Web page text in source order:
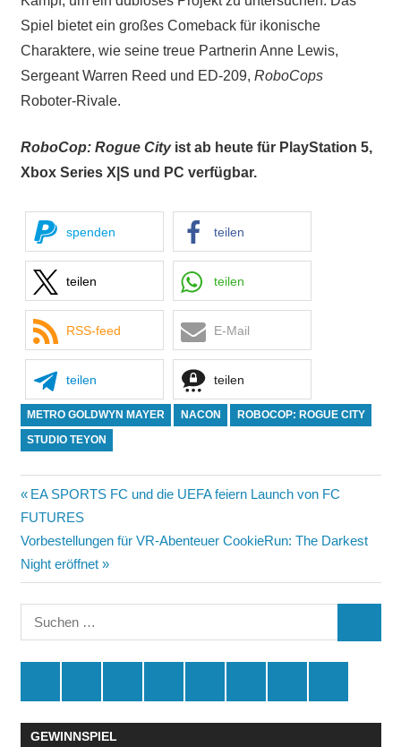
Spiel bietet ein großes Comeback für ikonische
Charaktere, wie seine treue Partnerin Anne Lewis,
Sergeant Warren Reed und ED-209, RoboCops
Roboter-Rivale.
RoboCop: Rogue Cityist ab heute für PlayStation 5,
Xbox Series X|S und PC verfügbar.
spenden teilen
teilen teilen
RSS-feed E-Mail
teilen teilen
METRO GOLDWYN MAYER NACON ROBOCOP: ROGUE CITY
STUDIO TEYON
Beitragsnavigation
Vorheriger
Beitrag:
EA SPORTS FC und die UEFA feiern Launch von FC
FUTURES
Nächster
Beitrag:
Vorbestellungen für VR-Abenteuer CookieRun: The Darkest
Night eröffnet
Suchen
nach:
GEWINNSPIEL